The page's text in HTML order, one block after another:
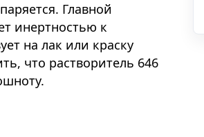
Главной
инертностью к
на лак или краску
что растворитель 646